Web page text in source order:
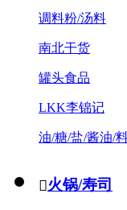
调料粉/汤料
南北干货
罐头食品
LKK李锦记
油/糖/盐/酱油/
火锅/寿司